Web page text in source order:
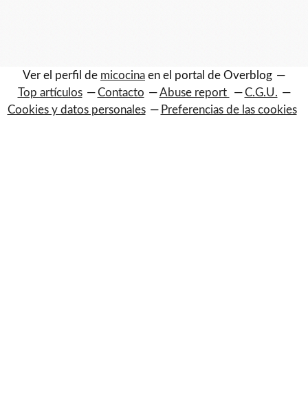
Ver el perfil de micocina en el portal de Overblog
Top artículos
Contacto Abuse report
C.G.U.
Cookies y datos personales
Preferencias de las cookies